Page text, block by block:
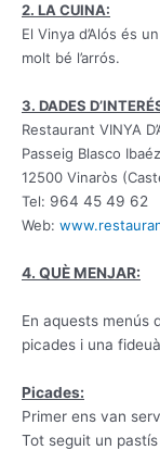
2. LA CUINA:
El Vinya d’Alós és
molt bé l’arrós.
3. DADES
Restaurant VINYA
Passeig Blasco
12500 Vinaròs
Tel: 964 45 49 62
Web:
4. QUÈ MENJAR:
En aquests menús
picades i una
Picades:
Primer ens van
Tot seguit un